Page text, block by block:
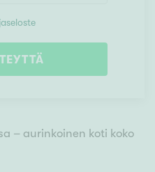
– aurinkoinen koti koko